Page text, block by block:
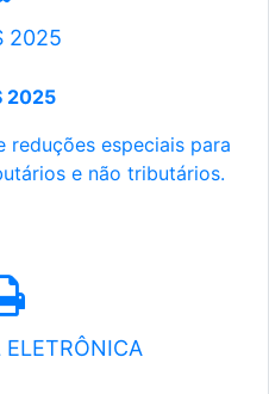
2025
2025
reduções especiais para
e não tributários.
ELETRÔNICA